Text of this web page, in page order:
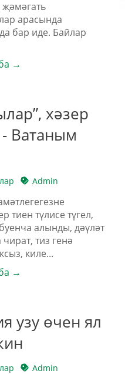
арасында
бар иде. Байлар
→
хәзер
- Ватаным
Admin
тиен түлисе түгел,
алынды, дәүләт
тиз генә
киле...
→
узу өчен ял
Admin